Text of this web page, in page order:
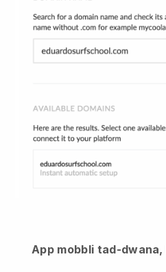
App mobbli tad-dwana,